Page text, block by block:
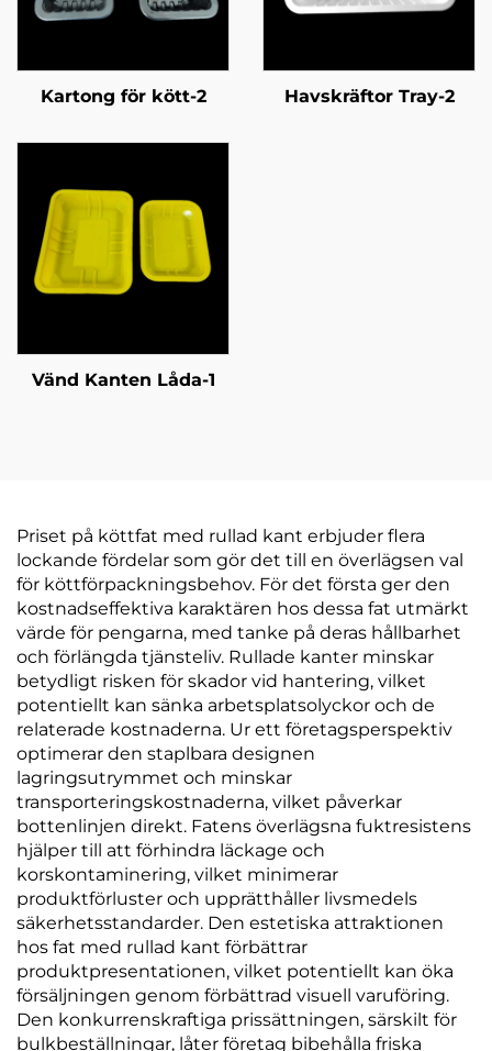
Kartong för kött-2 Havskräftor Tray-2
Vänd Kanten Låda-1
Priset på köttfat med rullad kant erbjuder flera
lockande fördelar som gör det till en överlägsen val
för köttförpackningsbehov. För det första ger den
kostnadseffektiva karaktären hos dessa fat utmärkt
värde för pengarna, med tanke på deras hållbarhet
och förlängda tjänsteliv. Rullade kanter minskar
betydligt risken för skador vid hantering, vilket
potentiellt kan sänka arbetsplatsolyckor och de
relaterade kostnaderna. Ur ett företagsperspektiv
optimerar den staplbara designen
lagringsutrymmet och minskar
transporteringskostnaderna, vilket påverkar
bottenlinjen direkt. Fatens överlägsna fuktresistens
hjälper till att förhindra läckage och
korskontaminering, vilket minimerar
produktförluster och upprätthåller livsmedels
säkerhetsstandarder. Den estetiska attraktionen
hos fat med rullad kant förbättrar
produktpresentationen, vilket potentiellt kan öka
försäljningen genom förbättrad visuell varuföring.
Den konkurrenskraftiga prissättningen, särskilt för
bulkbeställningar, låter företag bibehålla friska